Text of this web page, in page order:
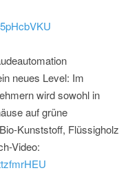
neues Level: Im
wird sowohl in
auf grüne
Kunststoff, Flüssigholz
Video: